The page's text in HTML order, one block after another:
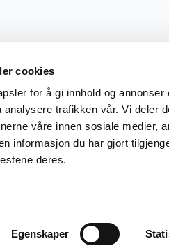
cookies
for å gi innhold og
analysere trafikken vår. Vi deler
våre innen sosiale medier,
informasjon du har gjort
deres.
Egenskaper